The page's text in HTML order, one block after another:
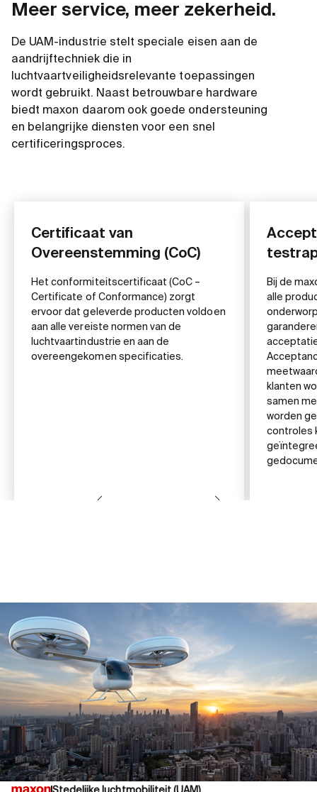
Meer service, meer zekerheid.
De UAM-industrie stelt speciale eisen aan de
aandrijftechniek die in
luchtvaartveiligheidsrelevante toepassingen
wordt gebruikt. Naast betrouwbare hardware
biedt maxon daarom ook goede ondersteuning
en belangrijke diensten voor een snel
certificeringsproces.
Certificaat van
Overeenstemming (CoC)
Het conformiteitscertificaat (CoC –
Certificate of Conformance) zorgt
ervoor dat geleverde producten voldoen
aan alle vereiste normen van de
luchtvaartindustrie en aan de
overeengekomen specificaties.
Bij de
alle
klanten
samen
worden
controles